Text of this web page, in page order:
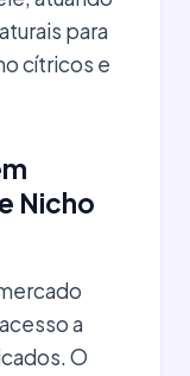
para
cítricos e
Nicho
a
O